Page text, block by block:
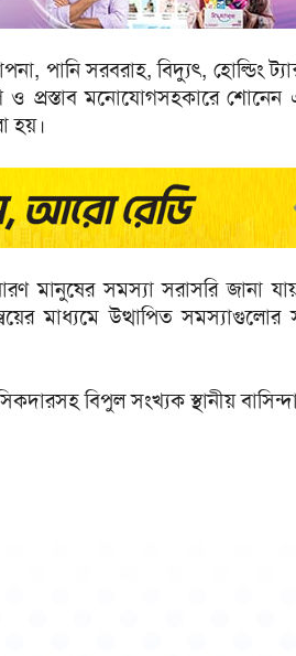
পানি সরবরাহ, বিদ্যুৎ, হোল্ডিং
প্রস্তাব মনোযোগসহকারে শোনেন
হয়।
মানুষের সমস্যা সরাসরি জানা
মাধ্যমে উত্থাপিত সমস্যাগুলোর
বিপুল সংখ্যক স্থানীয়